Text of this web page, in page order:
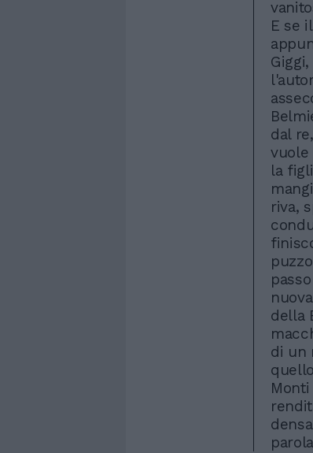
E se
dal
vuole
la
riva,
della
di un